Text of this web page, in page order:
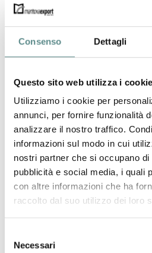
Consenso Dettagli
Questo sito web utilizza i cookie
Utilizziamo i cookie per
annunci, per fornire funzionalità
analizzare il nostro traffico.
informazioni sul modo in cui
nostri partner che si occupano
pubblicità e social media, i quali
con altre informazioni che ha
raccolto dal suo utilizzo dei loro
delNecessari
precedente:
successivo:gli sconti e la
06/08/2026
Regolamento sugli imballaggi e rifiuti di
imballaggio (PPWR)
31/07/2026